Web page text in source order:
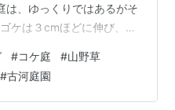
は、ゆっくりではあるがそ
ケは３cmほどに伸び、小
ゴケ コケの胞子体 里山風
は、シラン、キョウカノ
、四季咲きのウンナンハ
#コケ庭 #山野草
#古河庭園